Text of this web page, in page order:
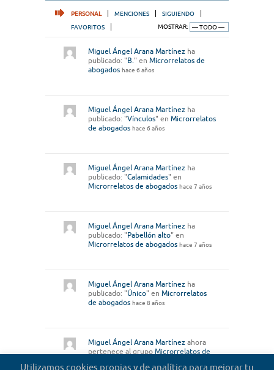
PERSONAL MENCIONES
SIGUIENDO
FAVORITOS
MOSTRAR:
Miguel Ángel Arana Martínez ha
publicado: "B. " en Microrrelatos de
abogados hace 6 años
Miguel Ángel Arana Martínez ha
publicado: "Vínculos" en Microrrelatos
de abogados hace 6 años
Miguel Ángel Arana Martínez ha
publicado: "Calamidades" en
Microrrelatos de abogados hace 7 años
Miguel Ángel Arana Martínez ha
publicado: "Pabellón alto" en
Microrrelatos de abogados hace 7 años
Miguel Ángel Arana Martínez ha
publicado: "Único" en Microrrelatos
de abogados hace 8 años
Miguel Ángel Arana Martínez ahora
pertenece al grupo Microrrelatos de
Utilizamos cookies propias y de analítica para mejorar tu